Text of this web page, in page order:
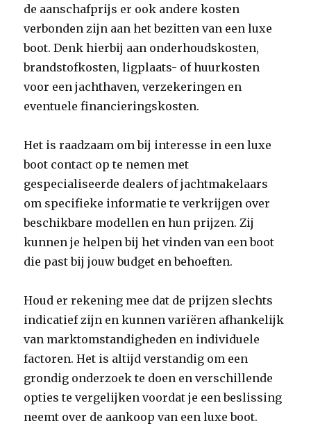
de aanschafprijs er ook andere kosten
verbonden zijn aan het bezitten van een luxe
boot. Denk hierbij aan onderhoudskosten,
brandstofkosten, ligplaats- of huurkosten
voor een jachthaven, verzekeringen en
eventuele financieringskosten.
Het is raadzaam om bij interesse in een luxe
boot contact op te nemen met
gespecialiseerde dealers of jachtmakelaars
om specifieke informatie te verkrijgen over
beschikbare modellen en hun prijzen. Zij
kunnen je helpen bij het vinden van een boot
die past bij jouw budget en behoeften.
Houd er rekening mee dat de prijzen slechts
indicatief zijn en kunnen variëren afhankelijk
van marktomstandigheden en individuele
factoren. Het is altijd verstandig om een
grondig onderzoek te doen en verschillende
opties te vergelijken voordat je een beslissing
neemt over de aankoop van een luxe boot.